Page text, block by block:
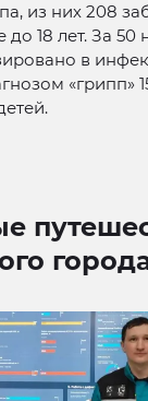
из них 208
до 18 лет. За 50
в
«грипп»